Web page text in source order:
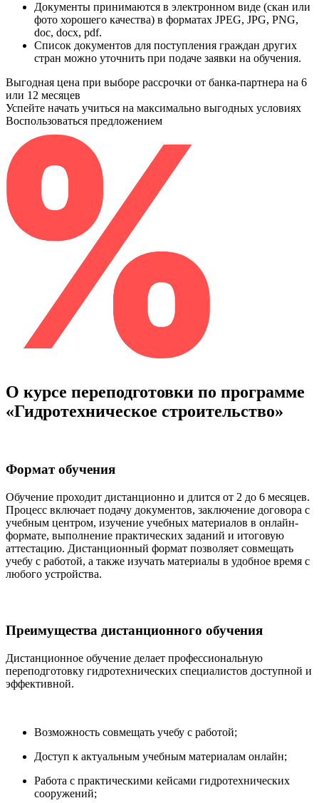
Документы принимаются в электронном виде (скан или
фото хорошего качества) в форматах JPEG, JPG, PNG,
doc, docx, pdf.
Список документов для поступления граждан других
стран можно уточнить при подаче заявки на обучения.
Выгодная цена при выборе рассрочки от банка-партнера на 6
или 12 месяцев
Успейте начать учиться на максимально выгодных условиях
Воспользоваться предложением
О курсе переподготовки по программе
«Гидротехническое строительство»
Формат обучения
Обучение проходит дистанционно и длится от 2 до 6 месяцев.
Процесс включает подачу документов, заключение договора с
учебным центром, изучение учебных материалов в онлайн-
формате, выполнение практических заданий и итоговую
аттестацию. Дистанционный формат позволяет совмещать
учебу с работой, а также изучать материалы в удобное время с
любого устройства.
Преимущества дистанционного обучения
Дистанционное обучение делает профессиональную
переподготовку гидротехнических специалистов доступной и
эффективной.
Возможность совмещать учебу с работой;
Доступ к актуальным учебным материалам онлайн;
Работа с практическими кейсами гидротехнических
сооружений;